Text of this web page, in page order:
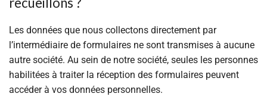
Les données que nous collectons directement par
l’intermédiaire de formulaires ne sont transmises à aucune
autre société. Au sein de notre société, seules les personnes
habilitées à traiter la réception des formulaires peuvent
accéder à vos données personnelles.